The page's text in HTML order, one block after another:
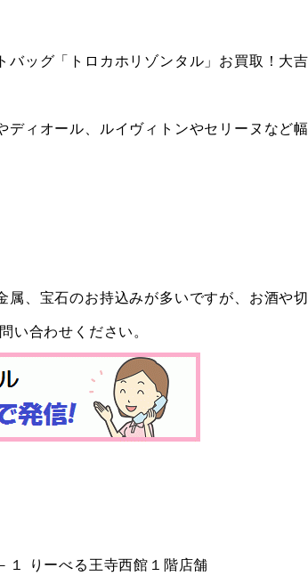
ッグ「トロカホリゾンタル」お買取！大吉
ィオール、ルイヴィトンやセリーヌなど
、宝石のお持込みが多いですが、お酒や
い合わせください。
１ りーべる王寺西館１階店舗